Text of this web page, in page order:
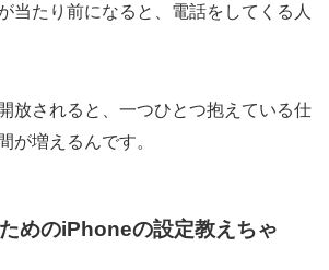
当たり前になると、電話をしてくる人
放されると、一つひとつ抱えている仕
が増えるんです。
めのiPhoneの設定教えちゃ